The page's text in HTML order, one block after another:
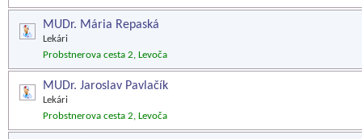
MUDr. Mária Repaská
Lekári
Probstnerova cesta 2, Levoča
MUDr. Jaroslav Pavlačík
Lekári
Probstnerova cesta 2, Levoča